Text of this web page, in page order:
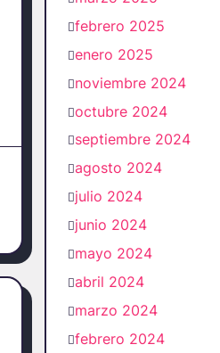
febrero 2025
enero 2025
noviembre 2024
octubre 2024
septiembre 2024
agosto 2024
julio 2024
junio 2024
mayo 2024
abril 2024
marzo 2024
febrero 2024